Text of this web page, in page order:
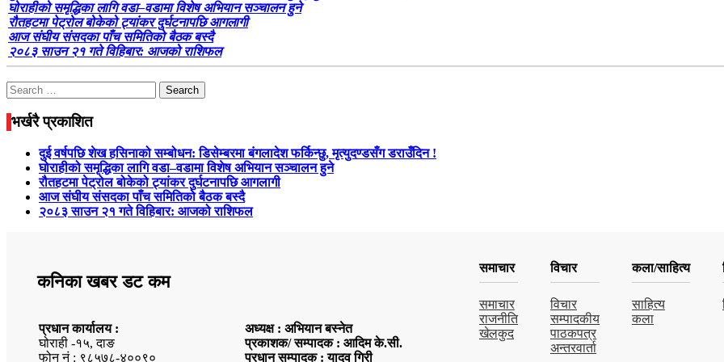
घोराहीको समृद्धिका लागि वडा–वडामा विशेष अभियान सञ्चालन हुने
रौतहटमा पेट्रोल बोकेको ट्यांकर दुर्घटनापछि आगलागी
आज संघीय संसदका पाँच समितिको बैठक बस्दै
२०८३ साउन २१ गते विहिबार: आजको राशिफल
Search
for:
भर्खरै प्रकाशित
दुई वर्षपछि शेख हसिनाको सम्बोधन: डिसेम्बरमा बंगलादेश फर्किन्छु, मृत्युदण्डसँग डराउँदिन !
घोराहीको समृद्धिका लागि वडा–वडामा विशेष अभियान सञ्चालन हुने
रौतहटमा पेट्रोल बोकेको ट्यांकर दुर्घटनापछि आगलागी
आज संघीय संसदका पाँच समितिको बैठक बस्दै
२०८३ साउन २१ गते विहिबार: आजको राशिफल
कनिका खबर डट कम
प्रधान कार्यालय :
घोराही -१५, दाङ
फोन नं : ९८५७८-४००९०
अध्यक्ष : अभियान बस्नेत
प्रकाशक/ सम्पादक : आदिम के.सी.
प्रधान सम्पादक : यादव गिरी
समाचार
समाचार
राजनीति
खेलकुद
विचार
विचार
सम्पादकीय
पाठकपत्र
अन्तरवार्ता
कला/साहित्य
साहित्य
कला